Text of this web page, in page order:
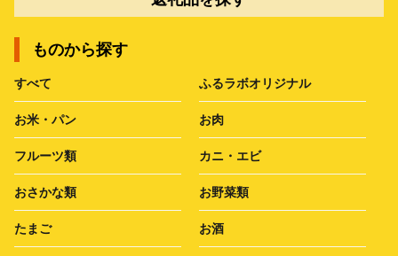
ものから探す
すべて ふるラボオリジナル
お米・パン お肉
フルーツ類 カニ・エビ
おさかな類 お野菜類
たまご お酒